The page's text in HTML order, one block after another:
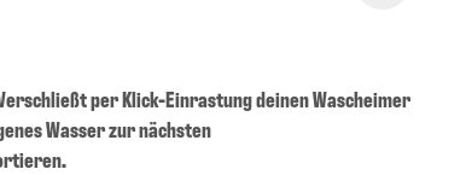
per Klick-Einrastung deinen Wascheimer
Wasser zur nächsten